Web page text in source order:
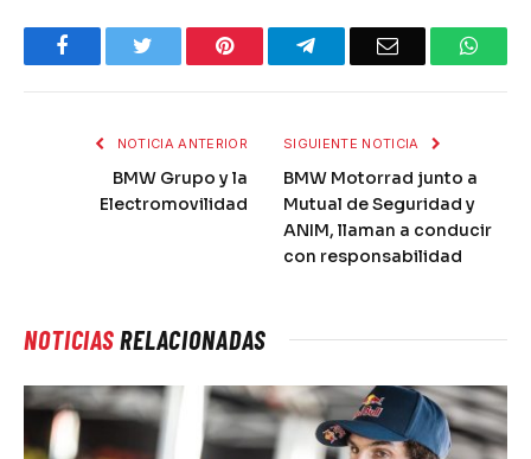
Facebook Pinterest TelegramEmail
NOTICIA ANTERIOR
BMW Grupo y la
Electromovilidad
SIGUIENTE NOTICIA
BMW Motorrad junto a
Mutual de Seguridad y
ANIM, llaman a conducir
con responsabilidad
NOTICIASRELACIONADAS